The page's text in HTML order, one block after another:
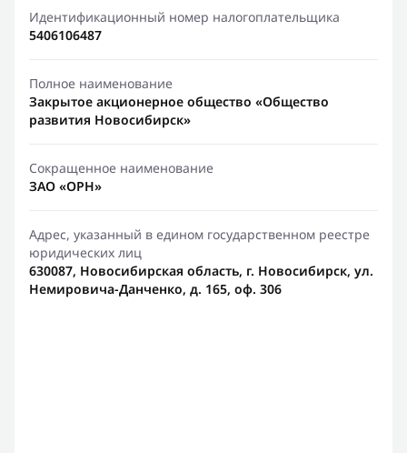
Идентификационный номер налогоплательщика
5406106487
Полное наименование
Закрытое акционерное общество «Общество
развития Новосибирск»
Сокращенное наименование
ЗАО «ОРН»
Адрес, указанный в едином государственном реестре
юридических лиц
630087, Новосибирская область, г. Новосибирск, ул.
Немировича-Данченко, д. 165, оф. 306